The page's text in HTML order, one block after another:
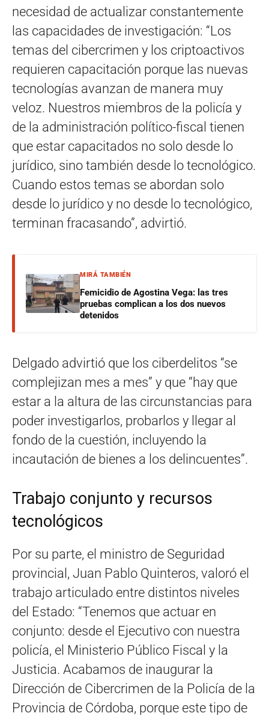
necesidad de actualizar constantemente
las capacidades de investigación: “Los
temas del cibercrimen y los criptoactivos
requieren capacitación porque las nuevas
tecnologías avanzan de manera muy
veloz. Nuestros miembros de la policía y
de la administración político-fiscal tienen
que estar capacitados no solo desde lo
jurídico, sino también desde lo tecnológico.
Cuando estos temas se abordan solo
desde lo jurídico y no desde lo tecnológico,
terminan fracasando”, advirtió.
MIRÁ TAMBIÉN
Femicidio de Agostina Vega: las tres
pruebas complican a los dos nuevos
detenidos
Delgado advirtió que los ciberdelitos “se
complejizan mes a mes” y que “hay que
estar a la altura de las circunstancias para
poder investigarlos, probarlos y llegar al
fondo de la cuestión, incluyendo la
incautación de bienes a los delincuentes”.
Trabajo conjunto y recursos
tecnológicos
Por su parte, el ministro de Seguridad
provincial, Juan Pablo Quinteros, valoró el
trabajo articulado entre distintos niveles
del Estado: “Tenemos que actuar en
conjunto: desde el Ejecutivo con nuestra
policía, el Ministerio Público Fiscal y la
Justicia. Acabamos de inaugurar la
Dirección de Cibercrimen de la Policía de la
Provincia de Córdoba, porque este tipo de